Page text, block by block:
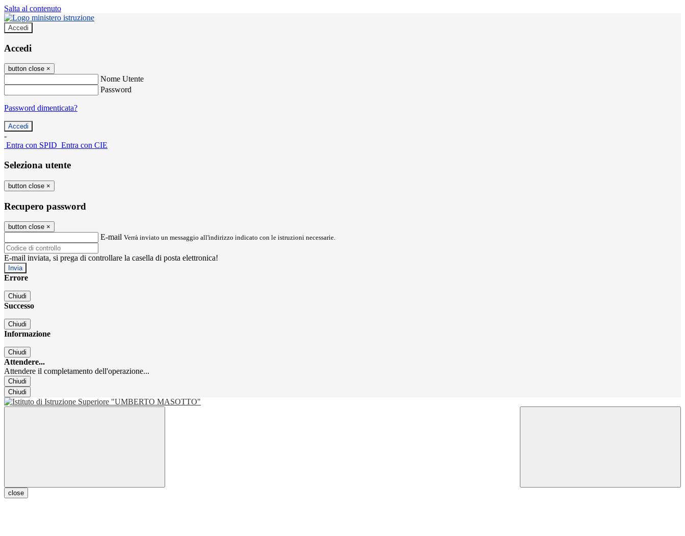
Salta al contenuto
Accedi
Accedi
button close ×
Nome Utente
Password
Password dimenticata?
-
Entra con SPID Entra con CIE
Seleziona utente
button close ×
Recupero password
button close ×
E-mail Verrà inviato un messaggio all'indirizzo indicato con le istruzioni necessarie.
E-mail inviata, si prega di controllare la casella di posta elettronica!
Errore
Chiudi
Successo
Chiudi
Informazione
Chiudi
Attendere...
Attendere il completamento dell'operazione...
Chiudi
Chiudi
close